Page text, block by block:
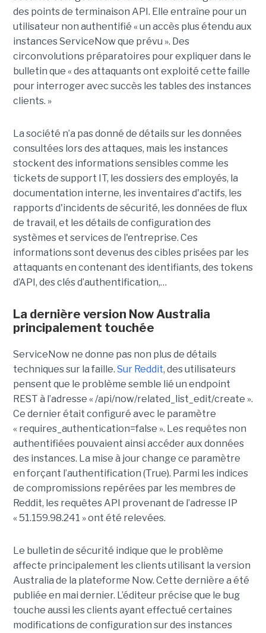
des points de terminaison API. Elle entraîne pour un
utilisateur non authentifié « un accès plus étendu aux
instances ServiceNow que prévu ». Des
circonvolutions préparatoires pour expliquer dans le
bulletin que « des attaquants ont exploité cette faille
pour interroger avec succès les tables des instances
clients. »
La société n’a pas donné de détails sur les données
consultées lors des attaques, mais les instances
stockent des informations sensibles comme les
tickets de support IT, les dossiers des employés, la
documentation interne, les inventaires d'actifs, les
rapports d'incidents de sécurité, les données de flux
de travail, et les détails de configuration des
systèmes et services de l'entreprise. Ces
informations sont devenus des cibles prisées par les
attaquants en contenant des identifiants, des tokens
d’API, des clés d’authentification,…
La dernière version Now Australia
principalement touchée
ServiceNow ne donne pas non plus de détails
techniques sur la faille. Sur Reddit, des utilisateurs
pensent que le problème semble lié un endpoint
REST à l’adresse « /api/now/related_list_edit/create ».
Ce dernier était configuré avec le paramètre
« requires_authentication=false ». Les requêtes non
authentifiées pouvaient ainsi accéder aux données
des instances. La mise à jour change ce paramètre
en forçant l’authentification (True). Parmi les indices
de compromissions repérées par les membres de
Reddit, les requêtes API provenant de l’adresse IP
« 51.159.98.241 » ont été relevées.
Le bulletin de sécurité indique que le problème
affecte principalement les clients utilisant la version
Australia de la plateforme Now. Cette dernière a été
publiée en mai dernier. L’éditeur précise que le bug
touche aussi les clients ayant effectué certaines
modifications de configuration sur des instances